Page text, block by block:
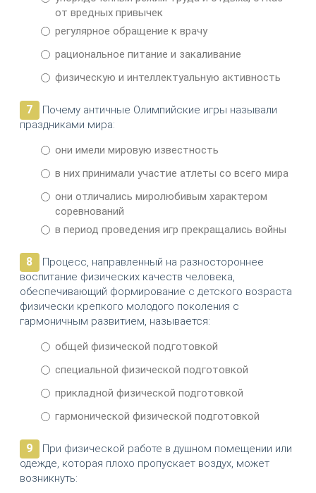
от вредных привычек
регулярное обращение к врачу
рациональное питание и закаливание
физическую и интеллектуальную активность
7
Почему античные Олимпийские игры называли
праздниками мира:
они имели мировую известность
в них принимали участие атлеты со всего мира
они отличались миролюбивым характером
соревнований
в период проведения игр прекращались войны
8
Процесс, направленный на разностороннее
воспитание физических качеств человека,
обеспечивающий формирование с детского возраста
физически крепкого молодого поколения с
гармоничным развитием, называется:
общей физической подготовкой
специальной физической подготовкой
прикладной физической подготовкой
гармонической физической подготовкой
9
При физической работе в душном помещении или
одежде, которая плохо пропускает воздух, может
возникнуть: